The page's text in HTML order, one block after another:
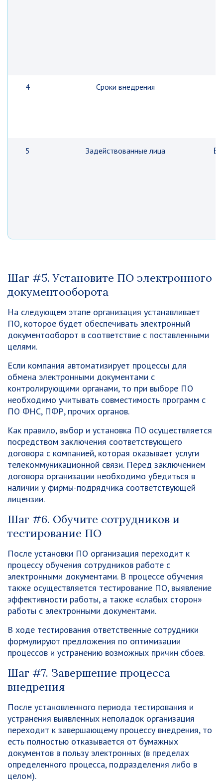
4 Сроки внедрения
5 Задействованные лица В
Шаг #5. Установите ПО электронного
документооборота
На следующем этапе организация устанавливает
ПО, которое будет обеспечивать электронный
документооборот в соответствие с поставленными
целями.
Если компания автоматизирует процессы для
обмена электронными документами с
контролирующими органами, то при выборе ПО
необходимо учитывать совместимость программ с
ПО ФНС, ПФР, прочих органов.
Как правило, выбор и установка ПО осуществляется
посредством заключения соответствующего
договора с компанией, которая оказывает услуги
телекоммуникационной связи. Перед заключением
договора организации необходимо убедиться в
наличии у фирмы-подрядчика соответствующей
лицензии.
Шаг #6. Обучите сотрудников и
тестирование ПО
После установки ПО организация переходит к
процессу обучения сотрудников работе с
электронными документами. В процессе обучения
также осуществляется тестирование ПО, выявление
эффективности работы, а также «слабых сторон»
работы с электронными документами.
В ходе тестирования ответственные сотрудники
формулируют предложения по оптимизации
процессов и устранению возможных причин сбоев.
Шаг #7. Завершение процесса
внедрения
После установленного периода тестирования и
устранения выявленных неполадок организация
переходит к завершающему процессу внедрения, то
есть полностью отказывается от бумажных
документов в пользу электронных (в пределах
определенного процесса, подразделения либо в
целом).